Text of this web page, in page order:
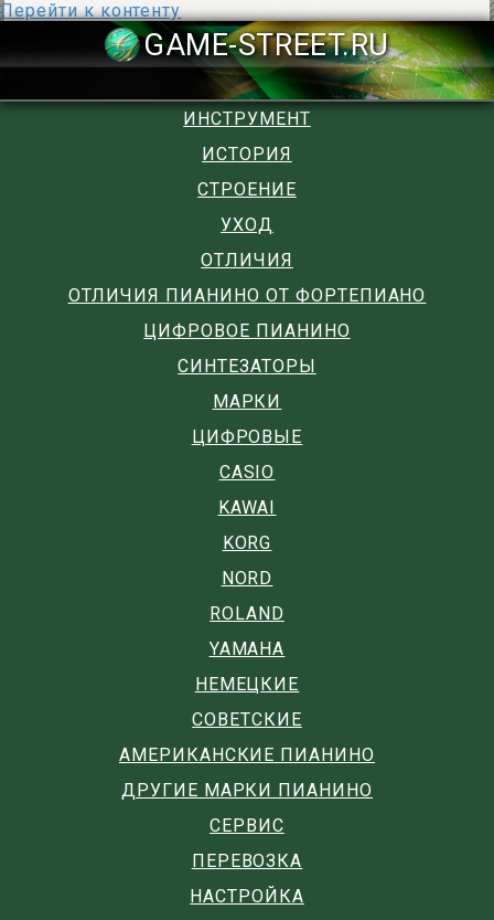
Перейти к контенту
GAME-
ИНСТРУМЕНТ
ИСТОРИЯ
СТРОЕНИЕ
УХОД
ОТЛИЧИЯ
ОТЛИЧИЯ ПИАНИНО ОТ ФОРТЕПИАНО
ЦИФРОВОЕ ПИАНИНО
СИНТЕЗАТОРЫ
МАРКИ
ЦИФРОВЫЕ
CASIO
KAWAI
KORG
NORD
ROLAND
YAMAHA
НЕМЕЦКИЕ
СОВЕТСКИЕ
АМЕРИКАНСКИЕ ПИАНИНО
ДРУГИЕ МАРКИ ПИАНИНО
СЕРВИС
ПЕРЕВОЗКА
НАСТРОЙКА